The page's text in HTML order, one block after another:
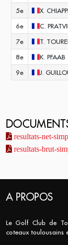
5e
X.
6e
C.
7e
T.
8e
K. PFAAB
9e
J.
resultats-net-
resultats-brut-
A PROPOS
Le Golf Club de
coteaux toulousains